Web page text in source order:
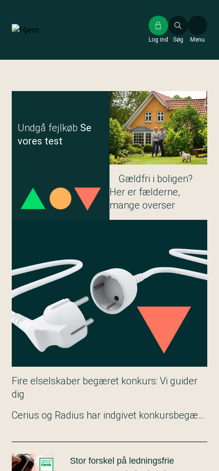
hovedindhold
Søg
Log ind Menu
Undgå fejlkøb Se
vores test
Gældfri i boligen?
Her er fælderne,
mange overser
Fire elselskaber begæret konkurs: Vi guider
dig
Cerius og Radius har indgivet konkursbegæring mod Velkommen, Nettopower, Power Fuel og Vedvarende. Tre af selskaberne er under rekonstruktion. Har du penge til gode, guider vi dig til, hvad du skal gøre.
Stor forskel på ledningsfrie